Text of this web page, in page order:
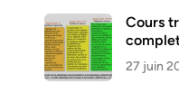
Cours
27 juin